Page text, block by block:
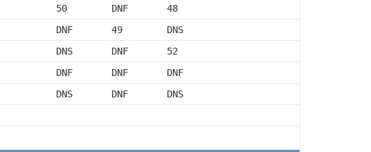
50        DNF       48
DNF       49        DNS
DNS       DNF       52
DNF       DNF       DNF
DNS       DNF       DNS